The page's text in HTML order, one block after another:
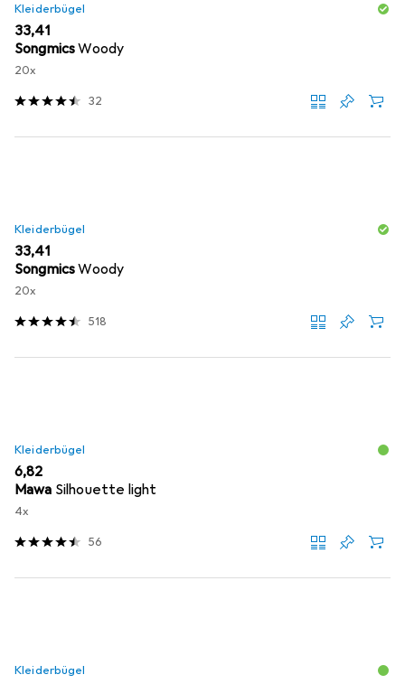
Kleiderbügel
EUR
33,41
SongmicsWoody
20x
32
Kleiderbügel
EUR
33,41
SongmicsWoody
20x
518
Kleiderbügel
EUR
6,82
Mawa Silhouette light
4x
56
Kleiderbügel